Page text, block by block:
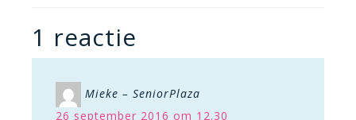
1 reactie
Mieke – SeniorPlaza
26 september 2016 om 12.30